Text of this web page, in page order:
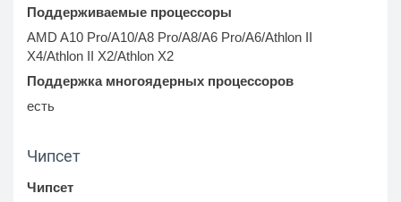
Поддерживаемые процессоры
AMD A10 Pro/A10/A8 Pro/A8/A6 Pro/A6/Athlon II
X4/Athlon II X2/Athlon X2
Поддержка многоядерных процессоров
есть
Чипсет
Чипсет